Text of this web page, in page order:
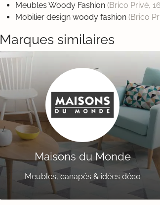
Meubles Woody Fashion (Brico Privé,
Mobilier design woody fashion (Brico
Marques similaires
Maisons du Monde
Meubles, canapés & idées déco